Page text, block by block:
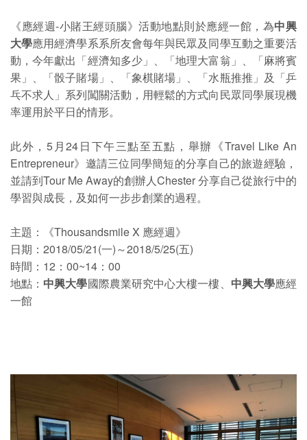
《應經週-小賭王經頭腦》活動地點則於應經一館，為中興
大學應用經濟學系系所友會每年與民眾及同學互動之重要活
動，今年獻出「經濟知多少」、「地理大富翁」、「麻將賓
果」、「骰子賭場」、「象棋賭場」、「水瓶推推」及「乒
乓不求人」系列闖關活動，用輕鬆的方式向民眾同學展現機
率運用於平日的情形。
此外，5月24日下午三點至五點，舉辦《Travel Like An
Entrepreneur》邀請三位同學簡短的分享自己的旅遊經驗，
並請到Tour Me Away的創辦人Chester 分享自己從旅行中的
學習與成長，及如何一步步創業的過程。
主題：《Thousandsmile X 應經週》
日期：2018/05/21(一)～2018/5/25(五)
時間：12：00~14：00
地點： 中興大學國際農業研究中心大樓一樓、 中興大學應經
一館